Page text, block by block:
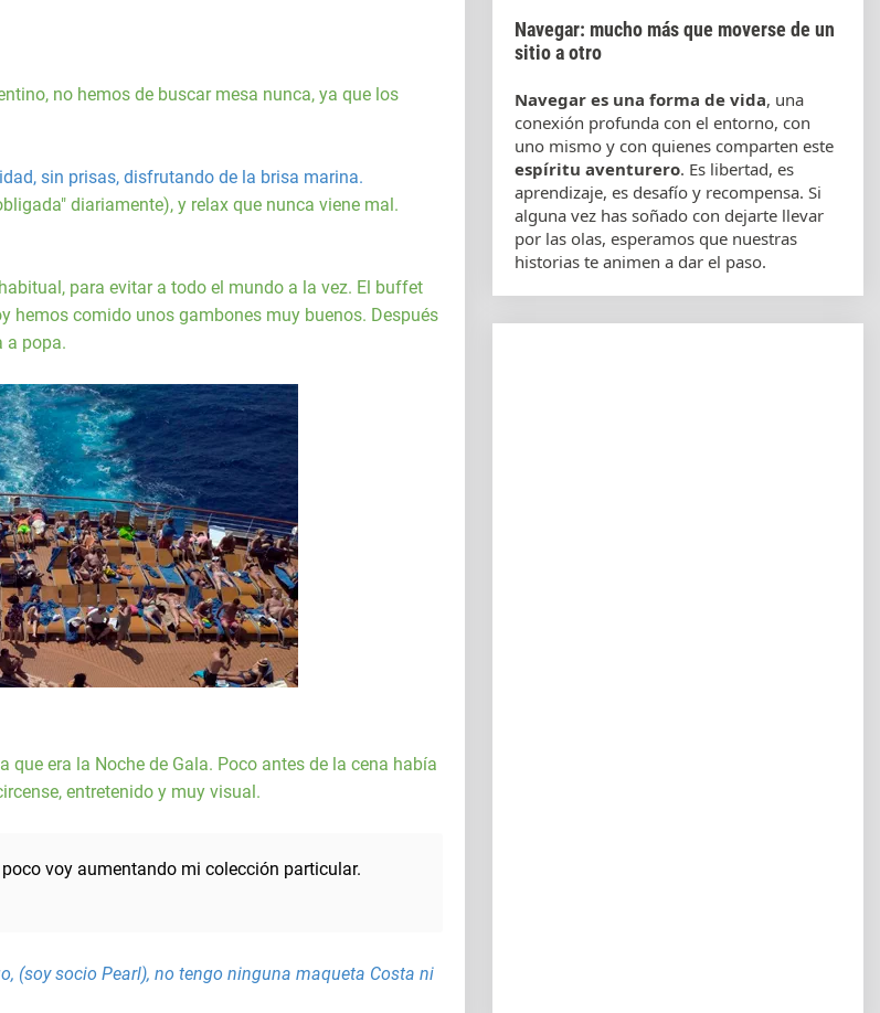
no hemos de buscar mesa nunca, ya que los
sin prisas, disfrutando de la brisa marina.
diariamente), y relax que nunca viene mal.
para evitar a todo el mundo a la vez. El buffet
hemos comido unos gambones muy buenos. Después
a popa.
era la Noche de Gala. Poco antes de la cena había
entretenido y muy visual.
voy aumentando mi colección particular.
(soy socio Pearl), no tengo ninguna maqueta Costa ni
Navegar: mucho más que moverse de un
sitio a otro
Navegar es una forma de vida, una
conexión profunda con el entorno, con
uno mismo y con quienes comparten este
espíritu aventurero. Es libertad, es
aprendizaje, es desafío y recompensa. Si
alguna vez has soñado con dejarte llevar
por las olas, esperamos que nuestras
historias te animen a dar el paso.